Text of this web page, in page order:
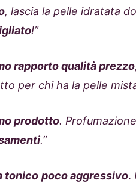
, lascia la pelle idratata
!”
rapporto qualità prezzo
per chi ha la pelle
prodotto.
.”
tonico poco aggressivo.